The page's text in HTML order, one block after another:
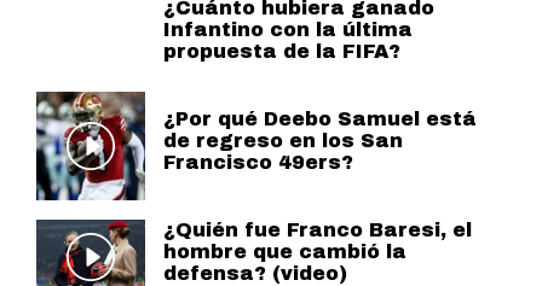
¿Cuánto hubiera ganado
Infantino con la última
propuesta de la FIFA?
¿Por qué Deebo Samuel está
de regreso en los San
Francisco 49ers?
¿Quién fue Franco Baresi, el
hombre que cambió la
defensa? (video)